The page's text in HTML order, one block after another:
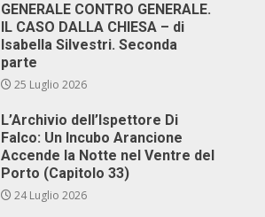
GENERALE CONTRO GENERALE.
IL CASO DALLA CHIESA – di
Isabella Silvestri. Seconda
parte
25 Luglio 2026
L’Archivio dell’Ispettore Di
Falco: Un Incubo Arancione
Accende la Notte nel Ventre del
Porto (Capitolo 33)
24 Luglio 2026